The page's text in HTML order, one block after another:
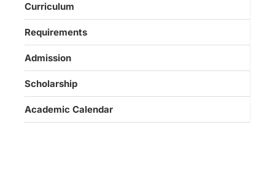
Curriculum
Requirements
Admission
Scholarship
Academic Calendar